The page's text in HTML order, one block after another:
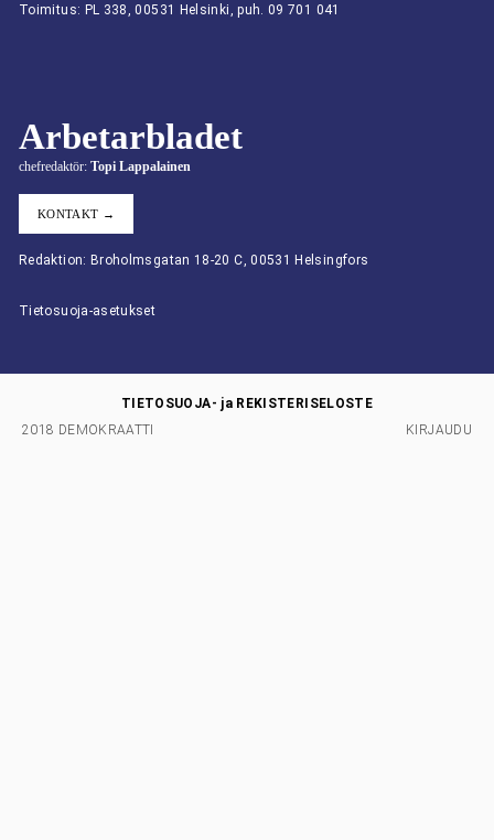
Toimitus: PL 338, 00531 Helsinki, puh. 09 701 041
Arbetarbladet
chefredaktör: Topi Lappalainen
KONTAKT →
Redaktion: Broholmsgatan 18-20 C, 00531 Helsingfors
Tietosuoja-asetukset
2018 DEMOKRAATTI
TIETOSUOJA- ja REKISTERISELOSTE
KIRJAUDU